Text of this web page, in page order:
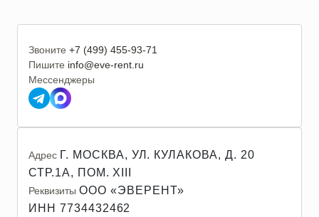
Звоните +7 (499) 455-93-71
Пишите info@eve-rent.ru
Мессенджеры
Адрес Г. МОСКВА, УЛ. КУЛАКОВА, Д. 20
СТР.1А, ПОМ. XIII
Реквизиты ООО «ЭВЕРЕНТ»
ИНН 7734432462